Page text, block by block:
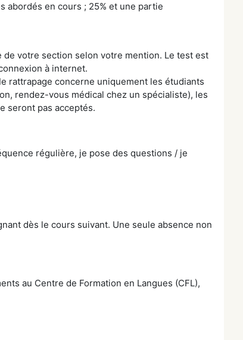
abordés en cours ; 25% et une partie
de votre section selon votre mention. Le test est
à internet.
rattrapage concerne uniquement les étudiants
rendez-vous médical chez un spécialiste), les
seront pas acceptés.
régulière, je pose des questions / je
dès le cours suivant. Une seule absence non
au Centre de Formation en Langues (CFL),